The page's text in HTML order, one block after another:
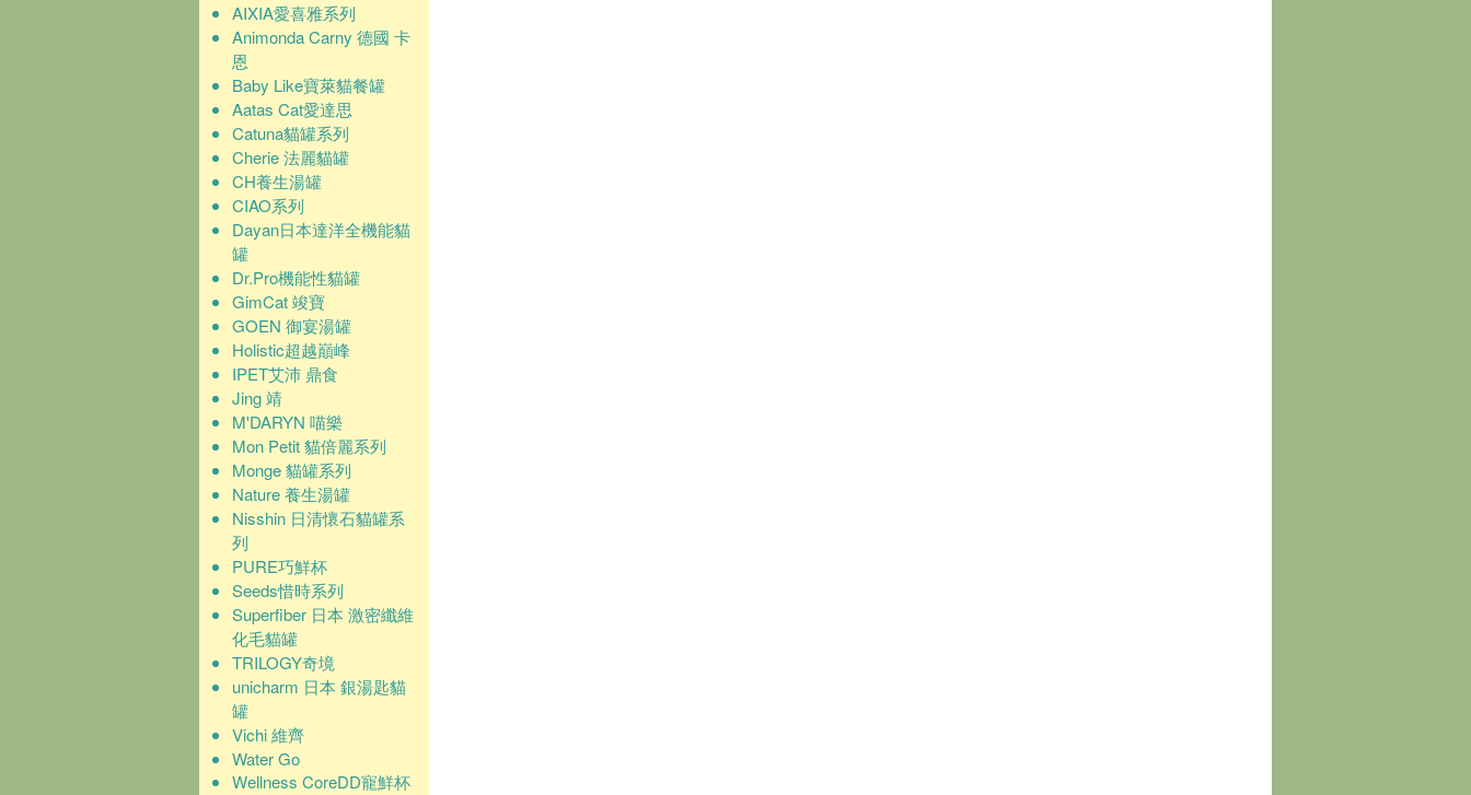
AIXIA愛喜雅系列
Animonda Carny 德國 卡
恩
Baby Like寶萊貓餐罐
Aatas Cat愛達思
Catuna貓罐系列
Cherie 法麗貓罐
CH養生湯罐
CIAO系列
Dayan日本達洋全機能貓
罐
Dr.Pro機能性貓罐
GimCat 竣寶
GOEN 御宴湯罐
Holistic超越巔峰
IPET艾沛 鼎食
Jing 靖
M'DARYN 喵樂
Mon Petit 貓倍麗系列
Monge 貓罐系列
Nature 養生湯罐
Nisshin 日清懷石貓罐系
列
PURE巧鮮杯
Seeds惜時系列
Superfiber 日本 激密纖維
化毛貓罐
TRILOGY奇境
unicharm 日本 銀湯匙貓
罐
Vichi 維齊
Water Go
Wellness CoreDD寵鮮杯